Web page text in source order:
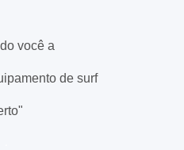
você a
de surf